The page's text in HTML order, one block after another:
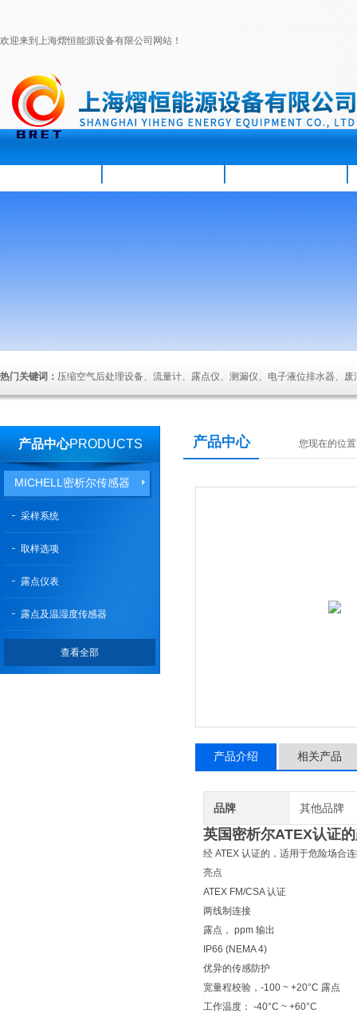
欢迎来到上海熠恒能源设备有限公司网站！
热门关键词： 压缩空气后处理设备、流量计、露点仪、测漏仪、电子液位排水器、
产品中心PRODUCTS
MICHELL密析尔传感器
采样系统
取样选项
露点仪表
露点及温湿度传感器
查看全部
产品中心 您现在的位
产品介绍 相关产品
品牌 其他品牌
英国密析尔ATEX认证
经 ATEX 认证的，适用于危险场合
亮点
ATEX FM/CSA 认证
两线制连接
露点， ppm 输出
IP66 (NEMA 4)
优异的传感防护
宽量程校验，-100 ~ +20°C 露点
工作温度： -40°C ~ +60°C